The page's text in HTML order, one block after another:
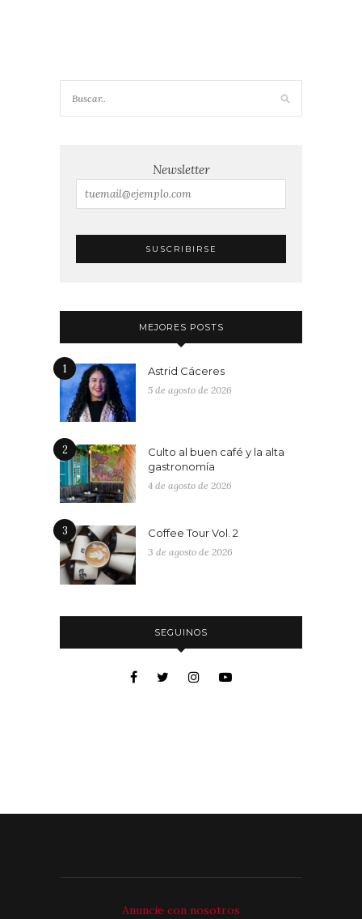
Newsletter
MEJORES POSTS
1 Astrid Cáceres
5 de agosto de 2026
2
Culto al buen café y la alta
gastronomía
4 de agosto de 2026
3 Coffee Tour Vol. 2
3 de agosto de 2026
SEGUINOS
Anuncie con nosotros